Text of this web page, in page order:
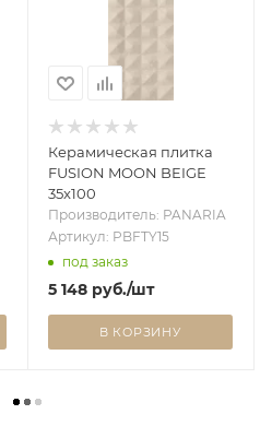
Керамическая плитка
FUSION MOON BEIGE
35x100
Производитель: PANARIA
Артикул: PBFTY15
под заказ
5 148руб./шт
В КОРЗИНУ